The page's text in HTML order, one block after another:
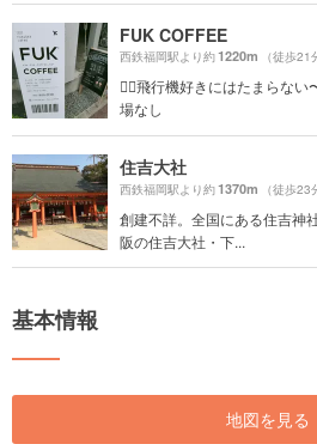
FUK COFFEE
西鉄福岡駅より約1220m （徒歩21
☝🏻飛行機好きにはたまらな
場なし
住吉大社
西鉄福岡駅より約1370m （徒歩23
創建不詳。全国にある住吉神
阪の住吉大社・下...
基本情報
地図を見る